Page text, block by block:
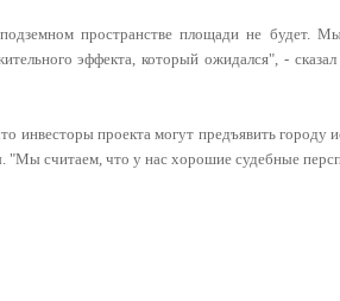
подземном пространстве площади не будет.
эффекта, который ожидался", -
инвесторы проекта могут предъявить городу
"Мы считаем, что у нас хорошие судебные